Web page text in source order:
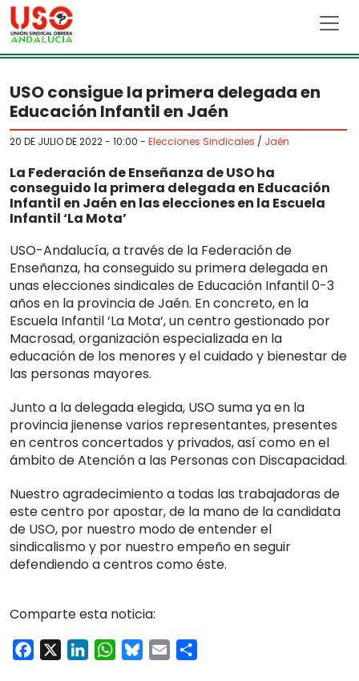
Skip to main content
USO consigue la primera delegada en
Educación Infantil en Jaén
20 DE JULIO DE 2022 - 10:00 - Elecciones Sindicales / Jaén
La Federación de Enseñanza de USO ha
conseguido la primera delegada en Educación
Infantil en Jaén en las elecciones en la Escuela
Infantil ‘La Mota’
USO-Andalucía, a través de la Federación de
Enseñanza, ha conseguido su primera delegada en
unas elecciones sindicales de Educación Infantil 0-3
años en la provincia de Jaén. En concreto, en la
Escuela Infantil ‘La Mota‘, un centro gestionado por
Macrosad, organización especializada en la
educación de los menores y el cuidado y bienestar de
las personas mayores.
Junto a la delegada elegida, USO suma ya en la
provincia jienense varios representantes, presentes
en centros concertados y privados, así como en el
ámbito de Atención a las Personas con Discapacidad.
Nuestro agradecimiento a todas las trabajadoras de
este centro por apostar, de la mano de la candidata
de USO, por nuestro modo de entender el
sindicalismo y por nuestro empeño en seguir
defendiendo a centros como éste.
Comparte esta noticia:
Facebook LinkedInWhatsApp
Bluesky
Email